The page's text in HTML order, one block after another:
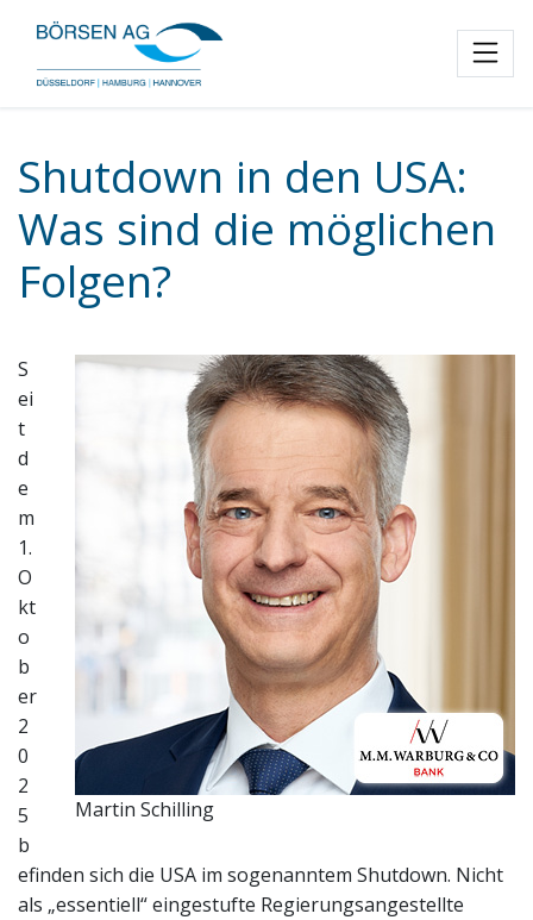
Shutdown in den USA:
Was sind die möglichen
Folgen?
Martin Schilling
S
ei
t
d
e
m
1.
O
kt
o
b
er
2
0
2
5
b
efinden sich die USA im sogenanntem Shutdown. Nicht
als „essentiell“ eingestufte Regierungsangestellte